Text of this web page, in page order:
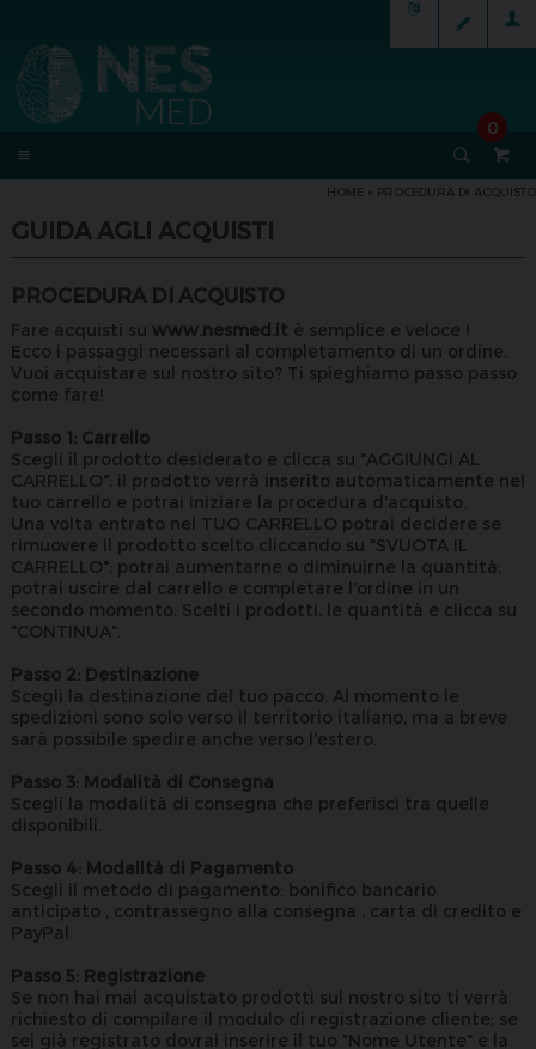
0
HOME » PROCEDURA DI ACQUISTO
GUIDA AGLI ACQUISTI
PROCEDURA DI ACQUISTO
Fare acquisti su www.nesmed.it è semplice e veloce !
Ecco i passaggi necessari al completamento di un ordine.
Vuoi acquistare sul nostro sito? Ti spieghiamo passo passo
come fare!
Passo 1: Carrello
Scegli il prodotto desiderato e clicca su "AGGIUNGI AL
CARRELLO"; il prodotto verrà inserito automaticamente nel
tuo carrello e potrai iniziare la procedura d'acquisto.
Una volta entrato nel TUO CARRELLO potrai decidere se
rimuovere il prodotto scelto cliccando su "SVUOTA IL
CARRELLO"; potrai aumentarne o diminuirne la quantità;
potrai uscire dal carrello e completare l'ordine in un
secondo momento. Scelti i prodotti, le quantità e clicca su
"CONTINUA".
Passo 2: Destinazione
Scegli la destinazione del tuo pacco. Al momento le
spedizioni sono solo verso il territorio italiano, ma a breve
sarà possibile spedire anche verso l'estero.
Passo 3: Modalità di Consegna
Scegli la modalità di consegna che preferisci tra quelle
disponibili.
Passo 4: Modalità di Pagamento
Scegli il metodo di pagamento: bonifico bancario
anticipato , contrassegno alla consegna , carta di credito e
PayPal.
Passo 5: Registrazione
Se non hai mai acquistato prodotti sul nostro sito ti verrà
richiesto di compilare il modulo di registrazione cliente; se
sei già registrato dovrai inserire il tuo "Nome Utente" e la